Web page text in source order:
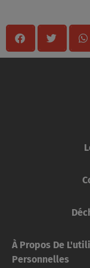
À Propos De
Personnelles